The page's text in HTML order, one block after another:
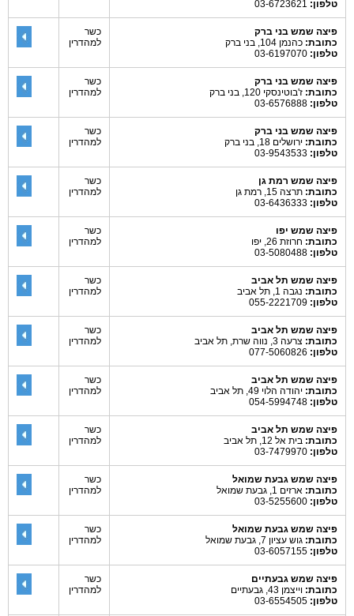
טלפון:
פיצה שמש בני ברק
כתובת: כהנמן 104, בני ברק
טלפון:
כשר
למהדרין
פיצה שמש בני ברק
כתובת: ז'בוטינסקי 120, בני ברק
טלפון:
כשר
למהדרין
פיצה שמש בני ברק
כתובת: ירושלים 18, בני ברק
טלפון:
כשר
למהדרין
פיצה שמש רמת גן
כתובת: תרצה 15, רמת גן
טלפון:
כשר
למהדרין
פיצה שמש יפו
כתובת: חרוזת 26, יפו
טלפון:
כשר
למהדרין
פיצה שמש תל אביב
כתובת: נגבה 1, תל אביב
טלפון:
כשר
למהדרין
פיצה שמש תל אביב
כתובת: צרעה 3, נווה שרת, תל אביב
טלפון:
כשר
למהדרין
פיצה שמש תל אביב
כתובת: יהודה הלוי 49, תל אביב
טלפון:
כשר
למהדרין
פיצה שמש תל אביב
כתובת: בית אל 12, תל אביב
טלפון:
כשר
למהדרין
פיצה שמש גבעת שמואל
כתובת: ארזים 1, גבעת שמואל
טלפון:
כשר
למהדרין
פיצה שמש גבעת שמואל
כתובת: גוש עציון 7, גבעת שמואל
טלפון:
כשר
למהדרין
פיצה שמש גבעתיים
כתובת: וייצמן 43, גבעתיים
טלפון:
כשר
למהדרין